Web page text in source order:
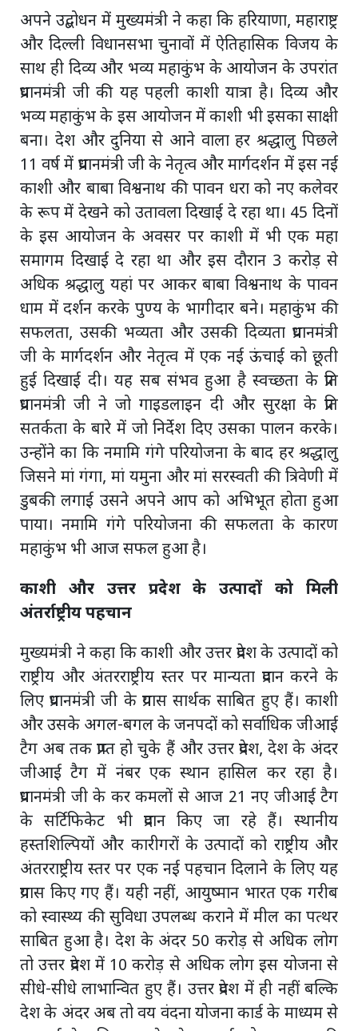
अपने उद्बोधन में मुख्यमंत्री ने कहा कि हरियाणा, महाराष्ट्र
और दिल्ली विधानसभा चुनावों में ऐतिहासिक विजय के
साथ ही दिव्य और भव्य महाकुंभ के आयोजन के उपरांत
प्रधानमंत्री जी की यह पहली काशी यात्रा है। दिव्य और
भव्य महाकुंभ के इस आयोजन में काशी भी इसका साक्षी
बना। देश और दुनिया से आने वाला हर श्रद्धालु पिछले
11 वर्ष में प्रधानमंत्री जी के नेतृत्व और मार्गदर्शन में इस नई
काशी और बाबा विश्वनाथ की पावन धरा को नए कलेवर
के रूप में देखने को उतावला दिखाई दे रहा था। 45 दिनों
के इस आयोजन के अवसर पर काशी में भी एक महा
समागम दिखाई दे रहा था और इस दौरान 3 करोड़ से
अधिक श्रद्धालु यहां पर आकर बाबा विश्वनाथ के पावन
धाम में दर्शन करके पुण्य के भागीदार बने। महाकुंभ की
सफलता, उसकी भव्यता और उसकी दिव्यता प्रधानमंत्री
जी के मार्गदर्शन और नेतृत्व में एक नई ऊंचाई को छूती
हुई दिखाई दी। यह सब संभव हुआ है स्वच्छता के प्रति
प्रधानमंत्री जी ने जो गाइडलाइन दी और सुरक्षा के प्रति
सतर्कता के बारे में जो निर्देश दिए उसका पालन करके।
उन्होंने का कि नमामि गंगे परियोजना के बाद हर श्रद्धालु
जिसने मां गंगा, मां यमुना और मां सरस्वती की त्रिवेणी में
डुबकी लगाई उसने अपने आप को अभिभूत होता हुआ
पाया। नमामि गंगे परियोजना की सफलता के कारण
महाकुंभ भी आज सफल हुआ है।
काशी और उत्तर प्रदेश के उत्पादों को मिली
अंतर्राष्ट्रीय पहचान
मुख्यमंत्री ने कहा कि काशी और उत्तर प्रदेश के उत्पादों को
राष्ट्रीय और अंतरराष्ट्रीय स्तर पर मान्यता प्रदान करने के
लिए प्रधानमंत्री जी के प्रयास सार्थक साबित हुए हैं। काशी
और उसके अगल-बगल के जनपदों को सर्वाधिक जीआई
टैग अब तक प्राप्त हो चुके हैं और उत्तर प्रदेश, देश के अंदर
जीआई टैग में नंबर एक स्थान हासिल कर रहा है।
प्रधानमंत्री जी के कर कमलों से आज 21 नए जीआई टैग
के सर्टिफिकेट भी प्रदान किए जा रहे हैं। स्थानीय
हस्तशिल्पियों और कारीगरों के उत्पादों को राष्ट्रीय और
अंतरराष्ट्रीय स्तर पर एक नई पहचान दिलाने के लिए यह
प्रयास किए गए हैं। यही नहीं, आयुष्मान भारत एक गरीब
को स्वास्थ्य की सुविधा उपलब्ध कराने में मील का पत्थर
साबित हुआ है। देश के अंदर 50 करोड़ से अधिक लोग
तो उत्तर प्रदेश में 10 करोड़ से अधिक लोग इस योजना से
सीधे-सीधे लाभान्वित हुए हैं। उत्तर प्रदेश में ही नहीं बल्कि
देश के अंदर अब तो वय वंदना योजना कार्ड के माध्यम से